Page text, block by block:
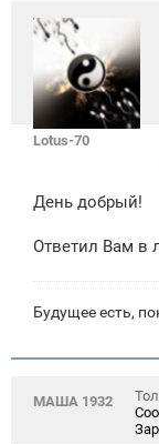
Lotus-70
День добрый!
Ответил Вам в
Будущее есть,
МАША 1932